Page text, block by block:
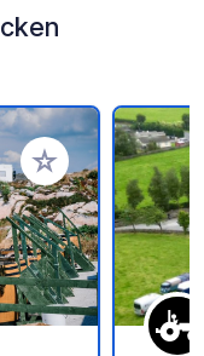
Zu Ihren Favoriten